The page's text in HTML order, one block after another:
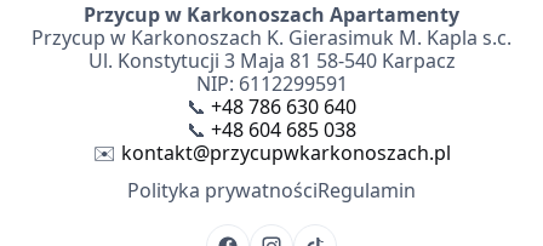
Przycup w Karkonoszach Apartamenty
Przycup w Karkonoszach K. Gierasimuk M. Kapla s.c.
Ul. Konstytucji 3 Maja 81 58-540 Karpacz
NIP: 6112299591
📞 +48 786 630 640
📞 +48 604 685 038
✉️ kontakt@przycupwkarkonoszach.pl
Polityka prywatnościRegulamin